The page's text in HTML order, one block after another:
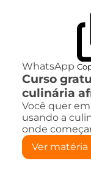
WhatsApp
Curso
culinária
Você quer
usando a
onde
Ver matéria